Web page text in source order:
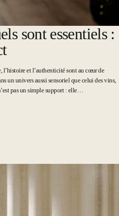
sont essentiels :
l’histoire et l’authenticité sont au cœur de
un univers aussi sensoriel que celui des vins,
pas un simple support : elle…